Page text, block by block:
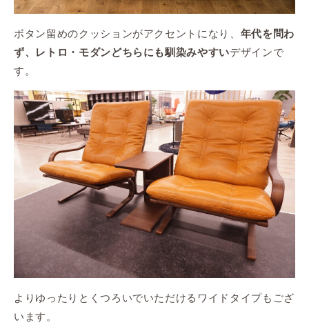
ボタン留めのクッションがアクセントになり、 年代を問わ
ず、レトロ・モダンどちらにも馴染みやすいデザインで
す。
よりゆったりとくつろいでいただけるワイドタイプもござ
います。